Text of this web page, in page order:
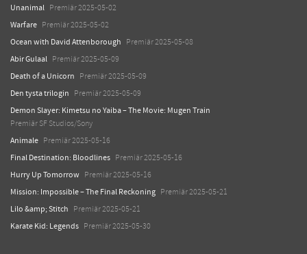
Unanimal Premiär 2025-05-02
Warfare Premiär 2025-05-02
Ocean with David Attenborough Premiär 2025-05-08
Abir Gulaal Premiär 2025-05-09
Death of a Unicorn Premiär 2025-05-09
Den tysta trilogin Premiär 2025-05-09
Demon Slayer: Kimetsu no Yaiba – The Movie: Mugen Train
Premiär SF Studios/Sony
Animale Premiär 2025-05-16
Final Destination: Bloodlines Premiär 2025-05-16
Hurry Up Tomorrow Premiär 2025-05-16
Mission: Impossible – The Final Reckoning Premiär 2025-05-21
Lilo &amp; Stitch Premiär 2025-05-21
Karate Kid: Legends Premiär 2025-05-30